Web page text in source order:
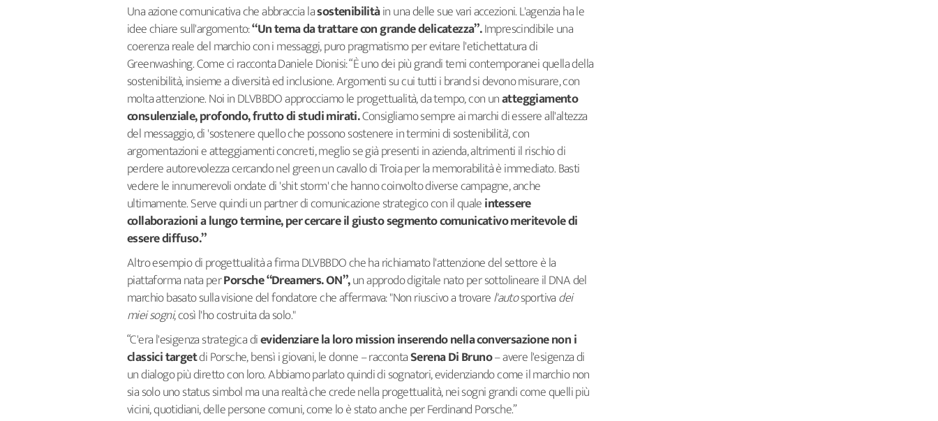
Una azione comunicativa che abbraccia lasostenibilitàin una delle sue vari accezioni. L'agenzia ha le
idee chiare sull'argomento:“Un tema da trattare con grande delicatezza”.Imprescindibile una
coerenza reale del marchio con i messaggi, puro pragmatismo per evitare l'etichettatura di
Greenwashing. Come ci racconta Daniele Dionisi: “È uno dei più grandi temi contemporanei quella della
sostenibilità, insieme a diversità ed inclusione. Argomenti su cui tutti i brand si devono misurare, con
molta attenzione. Noi in DLVBBDO approcciamo le progettualità, da tempo, con unatteggiamento
consulenziale, profondo, frutto di studi mirati.Consigliamo sempre ai marchi di essere all'altezza
del messaggio, di 'sostenere quello che possono sostenere in termini di sostenibilità', con
argomentazioni e atteggiamenti concreti, meglio se già presenti in azienda, altrimenti il rischio di
perdere autorevolezza cercando nel green un cavallo di Troia per la memorabilità è immediato. Basti
vedere le innumerevoli ondate di 'shit storm' che hanno coinvolto diverse campagne, anche
ultimamente. Serve quindi un partner di comunicazione strategico con il qualeintessere
collaborazioni a lungo termine, per cercare il giusto segmento comunicativo meritevole di
essere diffuso.”
Altro esempio di progettualità a firma DLVBBDO che ha richiamato l'attenzione del settore è la
piattaforma nata perPorsche“Dreamers. ON”,un approdo digitale nato per sottolineare il DNA del
marchio basato sulla visione del fondatore che affermava: "Non riuscivo a trovarel'autosportivadei
miei sogni, così l'ho costruita da solo."
“C'era l'esigenza strategica dievidenziare la loro mission inserendo nella conversazione non i
classici targetdi Porsche, bensì i giovani, le donne – raccontaSerena Di Bruno– avere l'esigenza di
un dialogo più diretto con loro. Abbiamo parlato quindi di sognatori, evidenziando come il marchio non
sia solo uno status simbol ma una realtà che crede nella progettualità, nei sogni grandi come quelli più
vicini, quotidiani, delle persone comuni, come lo è stato anche per Ferdinand Porsche.”